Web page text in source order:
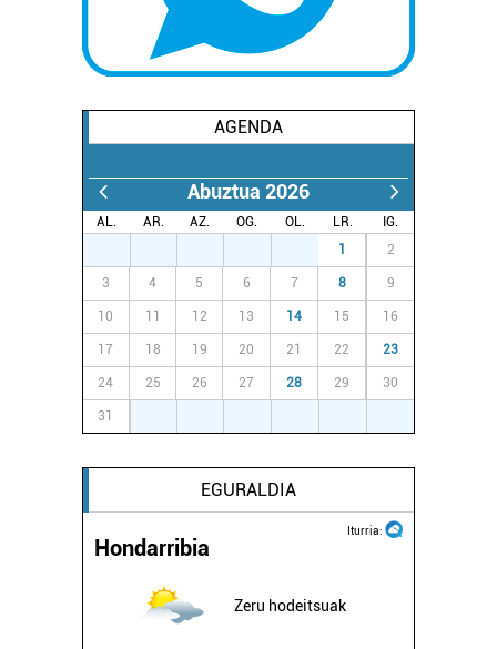
zure baimena Cookieen adierazpenean.
Webgune honek cookie propioak eta hirugarrenen cookie-
zerbitzuak hobetzeko asmoz, cookie teknologiaz
baliatzen gara. Ohar hau onartuz gero, teknologia hori
AGENDA
Abuztua 2026
AL. AR. AZ. OG. OL. LR.
IG.
1 2
3 4 5 6 7 8 9
10 11 12 13 14 15 16
17 18 19 20 21 22 23
24 25 26 27 28 29 30
31
EGURALDIA
Iturria:
Hondarribia
Zeru hodeitsuak